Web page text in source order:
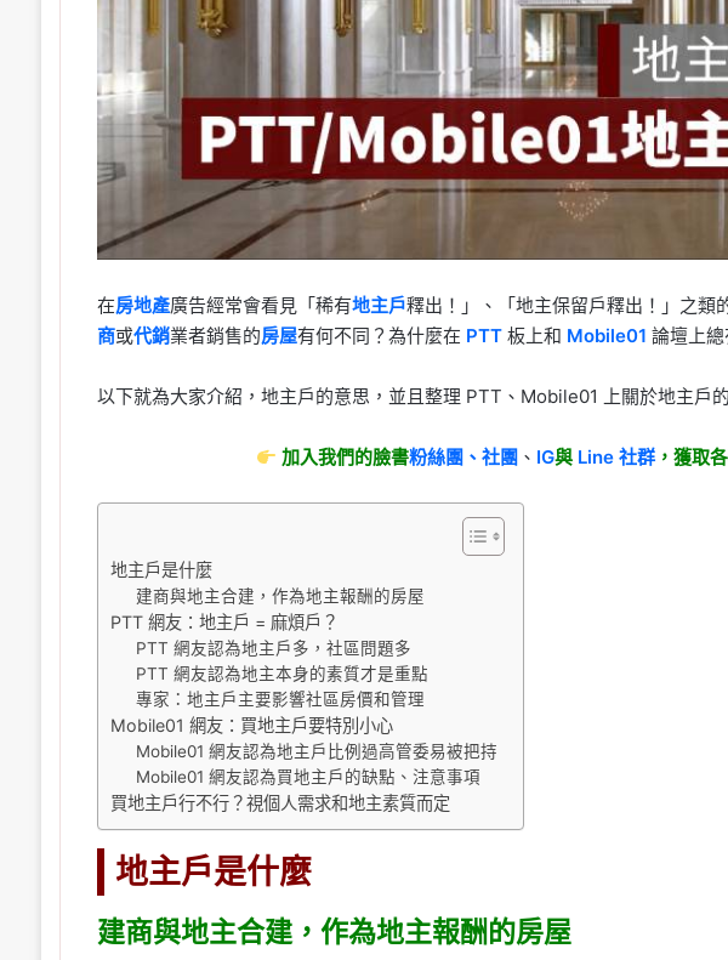
在房地產廣告經常會看見「稀有地主戶釋出！」、「地主保留戶釋出！」之類
商或代銷業者銷售的房屋有何不同？為什麼在 PTT板上和 Mobile01 論壇上
以下就為大家介紹，地主戶的意思，並且整理 PTT、Mobile01 上關於地主戶
加入我們的臉書粉絲團、 社團 、 IG與 Line 社群，獲取
地主戶是什麼
建商與地主合建，作為地主報酬的房屋
PTT 網友：地主戶 = 麻煩戶？
PTT 網友認為地主戶多，社區問題多
PTT 網友認為地主本身的素質才是重點
專家：地主戶主要影響社區房價和管理
Mobile01 網友：買地主戶要特別小心
Mobile01 網友認為地主戶比例過高管委易被把持
Mobile01 網友認為買地主戶的缺點、注意事項
買地主戶行不行？視個人需求和地主素質而定
地主戶是什麼
建商與地主合建，作為地主報酬的房屋